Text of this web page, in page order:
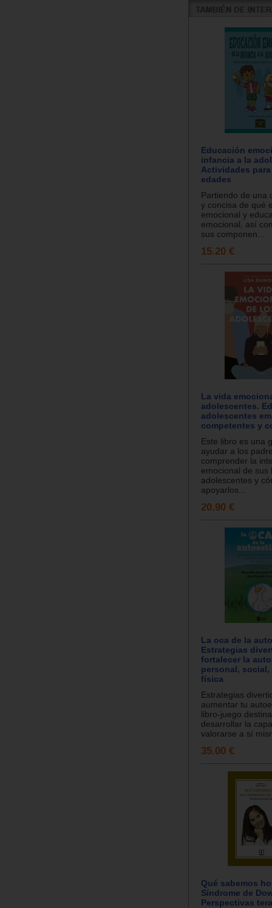
Educación
infancia a la
Actividades
edades
Partiendo de una
y concisa de qué
emocional y
emocional, así
sus componen...
15.20 €
La vida
adolescentes.
adolescentes
competentes y
Este libro es una
ayudar a los
comprender la
emocional de sus
adolescentes y
apoyarlos...
20.90 €
La oca de la
Estrategias
fortalecer la
personal,
física
Estrategias
aumentar tu
libro-juego
desarrollar la
valorarse a sí
35.00 €
Qué sabemos
Síndrome de
Perspectivas